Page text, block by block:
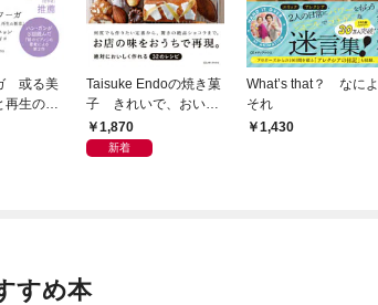
或る美
再生の断
Taisuke Endoの焼き菓
子 きれいで、おいし
く、ナチュラルに
1,870
新着
What’s that？ なによ
それ
1,430
すめ本